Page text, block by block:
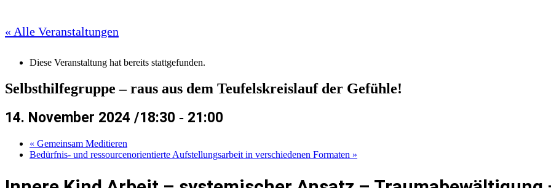
« Alle Veranstaltungen
Diese Veranstaltung hat bereits stattgefunden.
Selbsthilfegruppe – raus aus dem Teufelskreislauf der Gefühle!
14. November 2024 /18:30 - 21:00
« Gemeinsam Meditieren
Bedürfnis- und ressourcenorientierte Aufstellungsarbeit in verschiedenen Formaten »